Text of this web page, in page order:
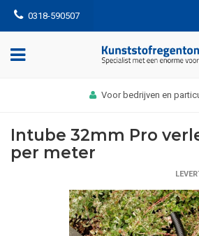
0318-590507
Voor bedrijven en
Intube 32mm Pro
per meter